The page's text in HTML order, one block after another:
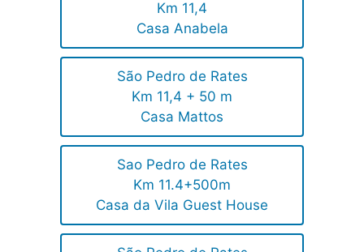
Km 11,4
Casa Anabela
São Pedro de Rates
Km 11,4 + 50 m
Casa Mattos
Sao Pedro de Rates
Km 11.4+500m
Casa da Vila Guest House